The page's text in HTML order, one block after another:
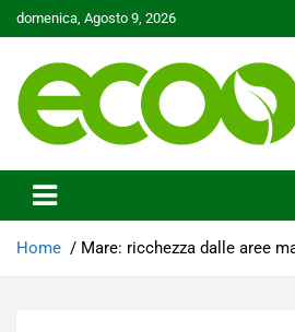
Skip
to
domenica, Agosto 9, 2026
Ecoo.it
Home Mare: ricchezza dalle aree